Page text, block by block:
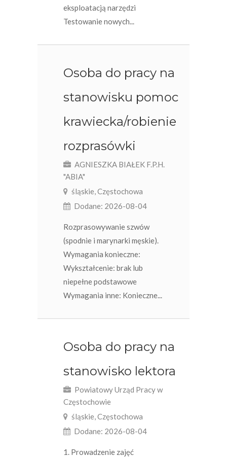
eksploatacją narzędzi
Testowanie nowych...
Osoba do pracy na
stanowisku pomoc
krawiecka/robienie
rozprasówki
AGNIESZKA BIAŁEK F.P.H.
"ABIA"
śląskie, Częstochowa
Dodane: 2026-08-04
Rozprasowywanie szwów
(spodnie i marynarki męskie).
Wymagania konieczne:
Wykształcenie: brak lub
niepełne podstawowe
Wymagania inne: Konieczne...
Osoba do pracy na
stanowisko lektora
Powiatowy Urząd Pracy w
Częstochowie
śląskie, Częstochowa
Dodane: 2026-08-04
1. Prowadzenie zajęć